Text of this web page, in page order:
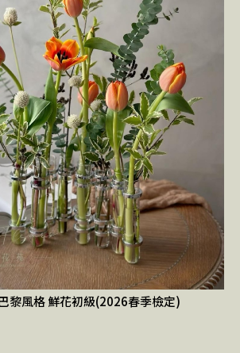
黎風格 鮮花初級(2026春季檢定)